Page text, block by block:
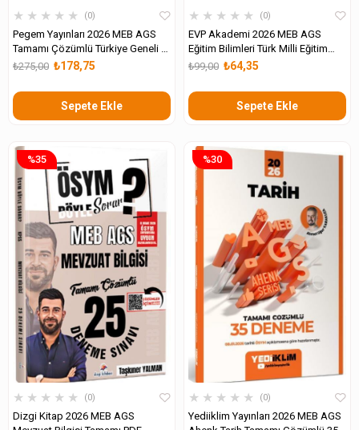
★ ★ ★ ★ ★ 0
Pegem Yayınları 2026 MEB AGS
Tamamı Çözümlü Türkiye Geneli 1-
2-3 Deneme Seti
₺178,75
₺275,00
Sepete Ekle
★ ★ ★ ★ ★ 0
EVP Akademi 2026 MEB AGS
Eğitim Bilimleri Türk Milli Eğitim
Sistemi 5 Deneme
₺64,35
₺99,00
Sepete Ekle
★ ★ ★ ★ ★ 0
Dizgi Kitap 2026 MEB AGS
%35
★ ★ ★ ★ ★ 0
Yediiklim Yayınları 2026 MEB AGS
%30